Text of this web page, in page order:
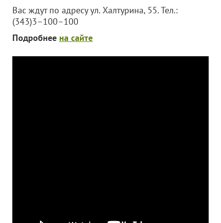
Вас ждут по адресу ул. Халтурина, 55. Тел.:
(343)3–100–100
Подробнее на сайте